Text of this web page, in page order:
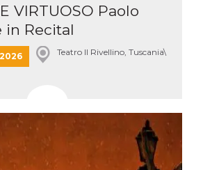
VIRTUOSO Paolo
in Recital
Teatro Il Rivellino, Tuscania\